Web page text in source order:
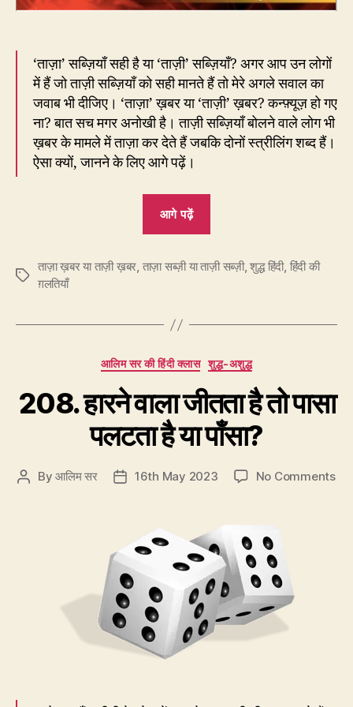
‘ताज़ा’ सब्ज़ियाँ सही है या ‘ताज़ी’ सब्ज़ियाँ? अगर आप उन लोगों
में हैं जो ताज़ी सब्ज़ियाँ को सही मानते हैं तो मेरे अगले सवाल का
जवाब भी दीजिए। ‘ताज़ा’ ख़बर या ‘ताज़ी’ ख़बर? कन्फ़्यूज़ हो गए
ना? बात सच मगर अनोखी है। ताज़ी सब्ज़ियाँ बोलने वाले लोग भी
ख़बर के मामले में ताज़ा कर देते हैं जबकि दोनों स्त्रीलिंग शब्द हैं।
ऐसा क्यों, जानने के लिए आगे पढ़ें।
आगे पढ़ें
सब्ज़ियाँ
सब्ज़ियाँ?”
Tags
ताज़ा ख़बर या ताज़ी ख़बर, ताज़ा सब्ज़ी या ताज़ी सब्ज़ी,शुद्ध हिंदी, हिंदी की
ग़लतियाँ
Categories
आलिम सर की हिंदी क्लास शुद्ध-अशुद्ध
208. हारने वाला जीतता है तो पासा
पलटता है या पाँसा?
PostByआलिम सर
Post16th May 2023 No Commentson